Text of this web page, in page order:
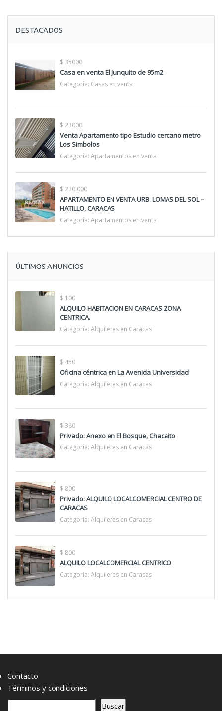
DESTACADOS
$ 35000
Casa en venta El Junquito de 95m2
Categoría: Casas en venta
$ 23000
Venta Apartamento tipo Estudio cercano metro
Los Simbolos
Categoría: Apartamentos en venta
$ 230.000
APARTAMENTO EN VENTA URB. LOMAS DEL SOL –
HATILLO, CARACAS
Categoría: Apartamentos en venta
ÚLTIMOS ANUNCIOS
$ 100
ALQUILO HABITACION EN CARACAS ZONA
CENTRICA.
Categoría: Alquileres en Caracas
$ 450
Oficina céntrica en La Avenida Universidad
Categoría: Alquileres en Caracas
$ 380
Privado: Anexo en El Bosque, Chacaito
Categoría: Alquileres en Caracas
$ 800
Privado: ALQUILO LOCALCOMERCIAL CENTRO DE
CARACAS
Categoría: Alquileres en Caracas
$ 800
ALQUILO LOCALCOMERCIAL CENTRICO
Categoría: Alquileres en Caracas
Contacto
Términos y condiciones
Buscar